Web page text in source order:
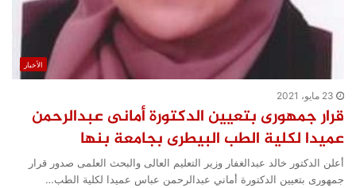
الأخبار
23 مايو، 2021
قرار جمهورى بتعيين الدكتورة أمانى عبدالرحمن
عميدا لكلية الطب البيطرى بجامعة بنها
أعلن الدكتور خالد عبدالغفار وزير التعليم العالى والبحث العلمى صدور قرار
جمهورى بتعيين الدكتورة أماني عبدالرحمن عباس عميدا لكلية الطب…